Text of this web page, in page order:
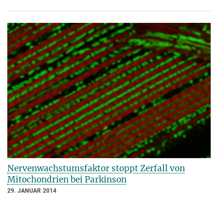
Nervenwachstumsfaktor stoppt Zerfall von
Mitochondrien bei Parkinson
29. JANUAR 2014